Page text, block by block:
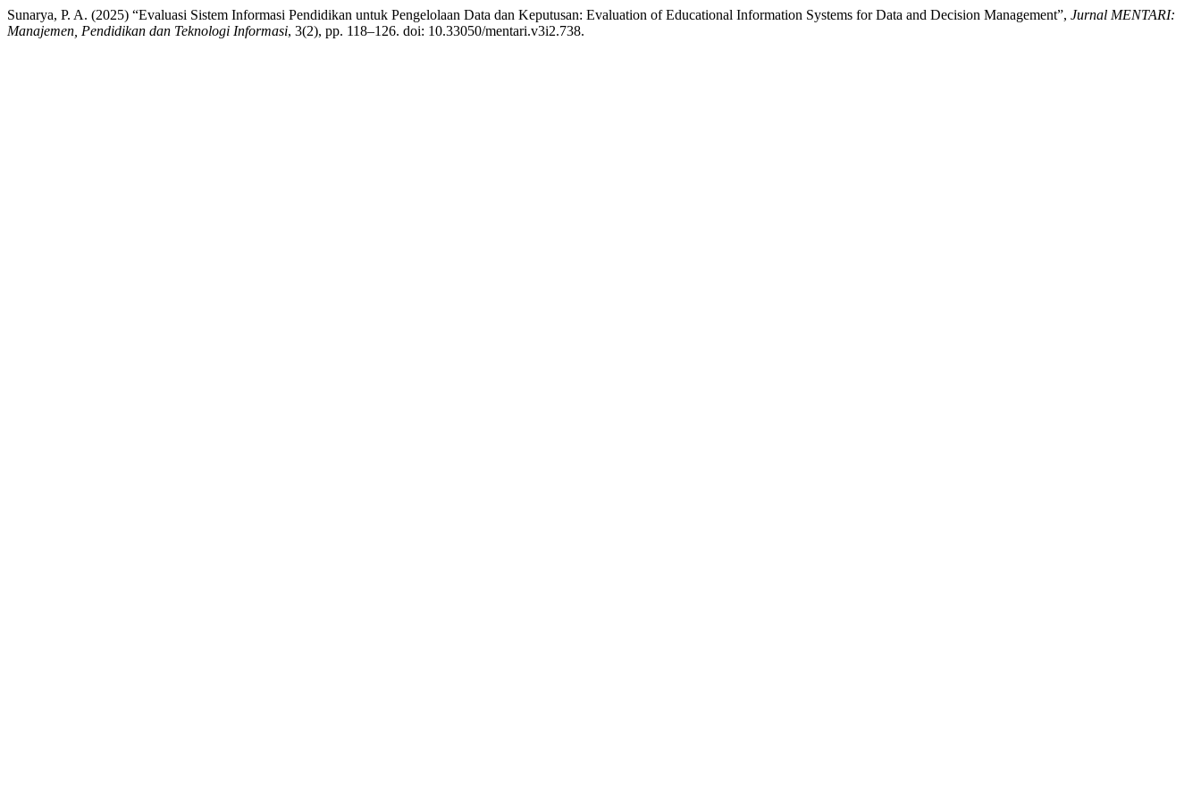
Sunarya, P. A. (2025) “Evaluasi Sistem Informasi Pendidikan untuk Pengelolaan Data dan Keputusan: Evaluation of Educational Information Systems for Data and Decision Management”, Jurnal MENTARI:
Manajemen, Pendidikan dan Teknologi Informasi, 3(2), pp. 118–126. doi: 10.33050/mentari.v3i2.738.